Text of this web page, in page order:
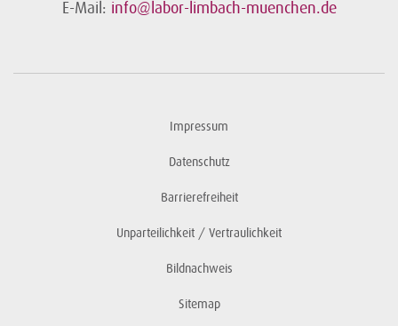
E-Mail: info@labor-limbach-muenchen.de
Impressum
Datenschutz
Barrierefreiheit
Unparteilichkeit / Vertraulichkeit
Bildnachweis
Sitemap